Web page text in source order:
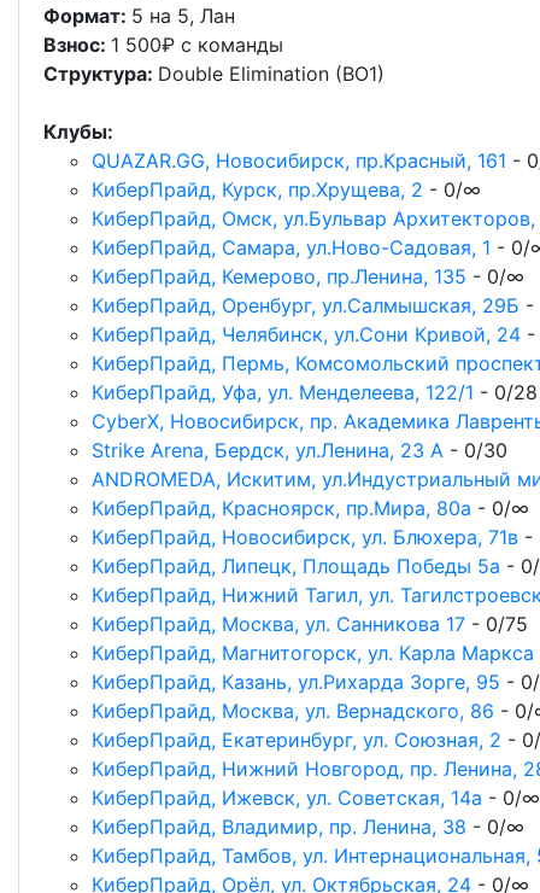
Формат: 5 на 5, Лан
Взнос: 1 500₽ с команды
Структура: Double Elimination (BO1)
Клубы:
QUAZAR.GG, Новосибирск, пр.Красный, 161 -
КиберПрайд, Курск, пр.Хрущева, 2 - 0/∞
КиберПрайд, Омск, ул.Бульвар Архитекторов,
КиберПрайд, Самара, ул.Ново-Садовая, 1 - 0/
КиберПрайд, Кемерово, пр.Ленина, 135 - 0/∞
КиберПрайд, Оренбург, ул.Салмышская, 29Б -
КиберПрайд, Челябинск, ул.Сони Кривой, 24 -
КиберПрайд, Пермь, Комсомольский
КиберПрайд, Уфа, ул. Менделеева, 122/1 - 0/28
CyberX, Новосибирск, пр. Академика
Strike Arena, Бердск, ул.Ленина, 23 А - 0/30
ANDROMEDA, Искитим, ул.​Индустриальный
КиберПрайд, Красноярск, пр.Мира, 80а - 0/∞
КиберПрайд, Новосибирск, ул. Блюхера, 71в -
КиберПрайд, Липецк, Площадь Победы 5а -
КиберПрайд, Нижний Тагил, ул.
КиберПрайд, Москва, ул. Санникова 17 - 0/75
КиберПрайд, Магнитогорск, ул. Карла Маркса
КиберПрайд, Казань, ул.Рихарда Зорге, 95 -
КиберПрайд, Москва, ул. Вернадского, 86 -
КиберПрайд, Екатеринбург, ул. Союзная, 2 -
КиберПрайд, Нижний Новгород, пр. Ленина,
КиберПрайд, Ижевск, ул. Советская, 14а - 0/∞
КиберПрайд, Владимир, пр. Ленина, 38 - 0/∞
КиберПрайд, Тамбов, ул. Интернациональная,
КиберПрайд, Орёл, ул. Октябрьская, 24 - 0/∞